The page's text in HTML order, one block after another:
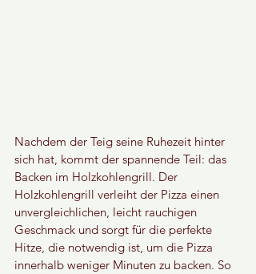
Nachdem der Teig seine Ruhezeit hinter
sich hat, kommt der spannende Teil: das
Backen im Holzkohlengrill. Der
Holzkohlengrill verleiht der Pizza einen
unvergleichlichen, leicht rauchigen
Geschmack und sorgt für die perfekte
Hitze, die notwendig ist, um die Pizza
innerhalb weniger Minuten zu backen. So